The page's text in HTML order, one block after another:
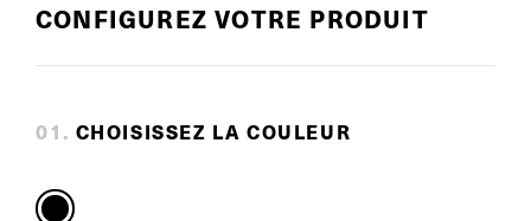
CONFIGUREZ VOTRE PRODUIT
01 . CHOISISSEZ LA COULEUR